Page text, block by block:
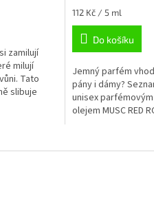
zamilují
milují
Tato
slibuje
Měrná
cena:
112 Kč / 5 ml
Do košíku
Jemný parfém
pány i dámy?
unisex parfémovým
olejem MUSC RED
pudrovým tónům.